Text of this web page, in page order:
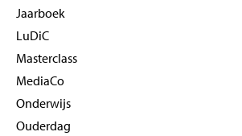
Jaarboek
LuDiC
Masterclass
MediaCo
Onderwijs
Ouderdag